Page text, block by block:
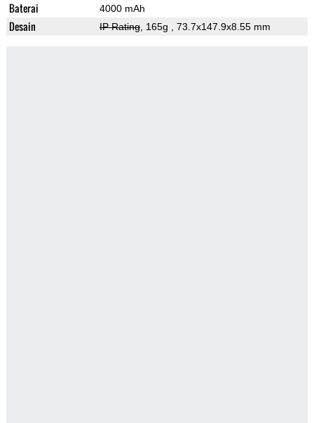
Baterai 4000 mAh
Desain IP Rating, 165g , 73.7x147.9x8.55 mm